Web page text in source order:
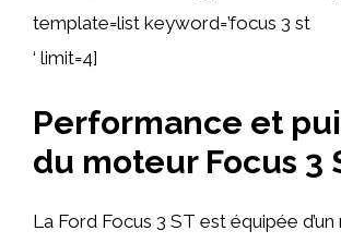
template=list keyword=’focus 3 st
‘ limit=4]
Performance et
du moteur Focus 3
La Ford Focus 3 ST est équipée